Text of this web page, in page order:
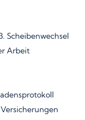
Scheibenwechsel
Arbeit